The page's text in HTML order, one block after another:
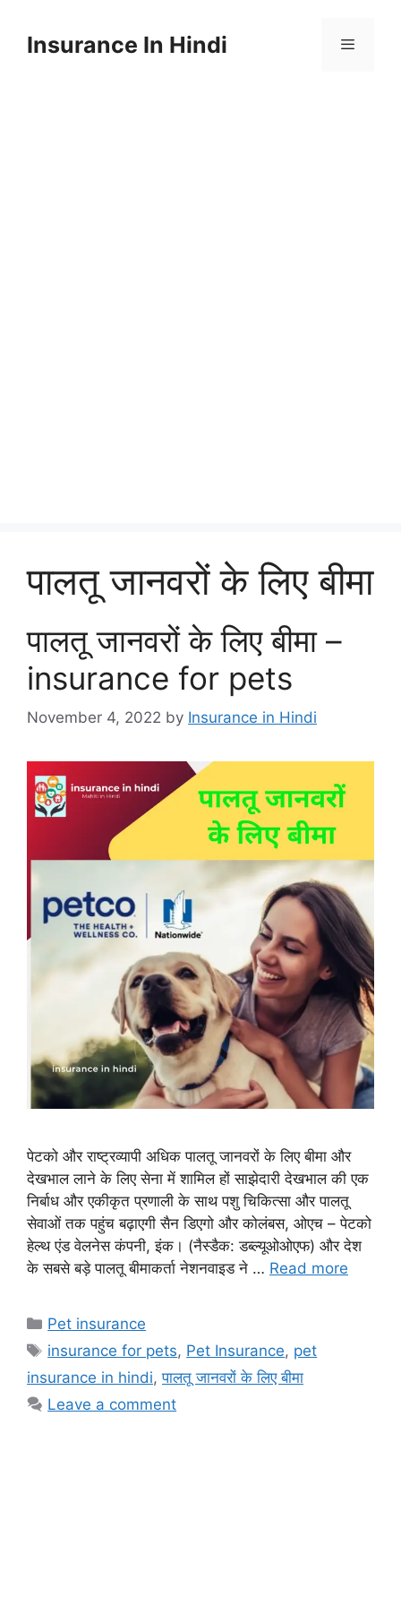
contentInsurance In Hindi
पालतू जानवरों के लिए बीमा
पालतू जानवरों के लिए बीमा –
insurance for pets
November 4, 2022 by Insurance in Hindi
पेटको और राष्ट्रव्यापी अधिक पालतू जानवरों के लिए बीमा और
देखभाल लाने के लिए सेना में शामिल हों साझेदारी देखभाल की एक
निर्बाध और एकीकृत प्रणाली के साथ पशु चिकित्सा और पालतू
सेवाओं तक पहुंच बढ़ाएगी सैन डिएगो और कोलंबस, ओएच – पेटको
हेल्थ एंड वेलनेस कंपनी, इंक। (नैस्डैक: डब्ल्यूओओएफ) और देश
के सबसे बड़े पालतू बीमाकर्ता नेशनवाइड ने … Read more
Categories
Pet insurance
Tags
insurance for pets, Pet Insurance, pet
insurance in hindi,पालतू जानवरों के लिए बीमा
Leave a comment